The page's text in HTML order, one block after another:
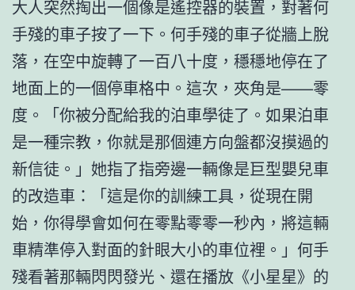
大人突然掏出一個像是遙控器的裝置，對著何
手殘的車子按了一下。何手殘的車子從牆上脫
落，在空中旋轉了一百八十度，穩穩地停在了
地面上的一個停車格中。這次，夾角是——零
度。「你被分配給我的泊車學徒了。如果泊車
是一種宗教，你就是那個連方向盤都沒摸過的
新信徒。」她指了指旁邊一輛像是巨型嬰兒車
的改造車：「這是你的訓練工具，從現在開
始，你得學會如何在零點零零一秒內，將這輛
車精準停入對面的針眼大小的車位裡。」何手
殘看著那輛閃閃發光、還在播放《小星星》的